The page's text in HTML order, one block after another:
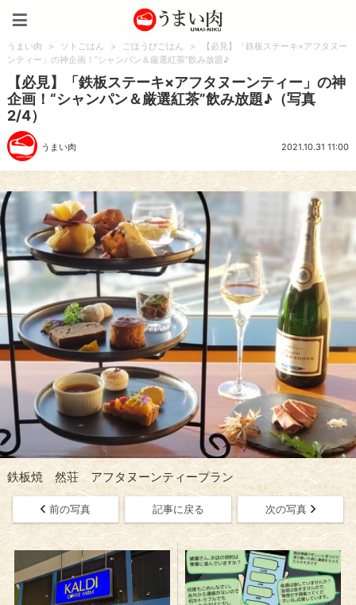
うまい肉 > ソトごはん > ごほうびごはん >
【必見】「鉄板ステーキ×アフタヌー
ンティー」の神企画！“シャンパン＆厳選紅茶”飲み放題♪
【必見】「鉄板ステーキ×アフタヌーンティー」の神
企画！“シャンパン＆厳選紅茶”飲み放題♪（写真
2/4）
うまい肉 2021.10.31 11:00
鉄板焼 然荘 アフタヌーンティープラン
前の写真 記事に戻る 次の写真